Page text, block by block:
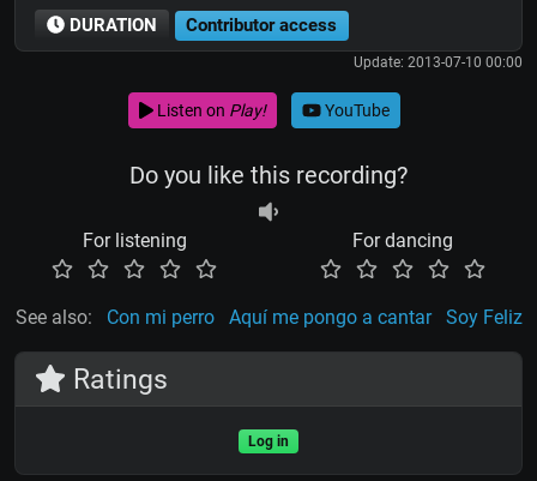
DURATION Contributor access
Update: 2013-07-10 00:00
Listen on Play! YouTube
Do you like this recording?
For listening For dancing
See also: Con mi perro Aquí me pongo a cantar Soy Feliz
Ratings
Log in